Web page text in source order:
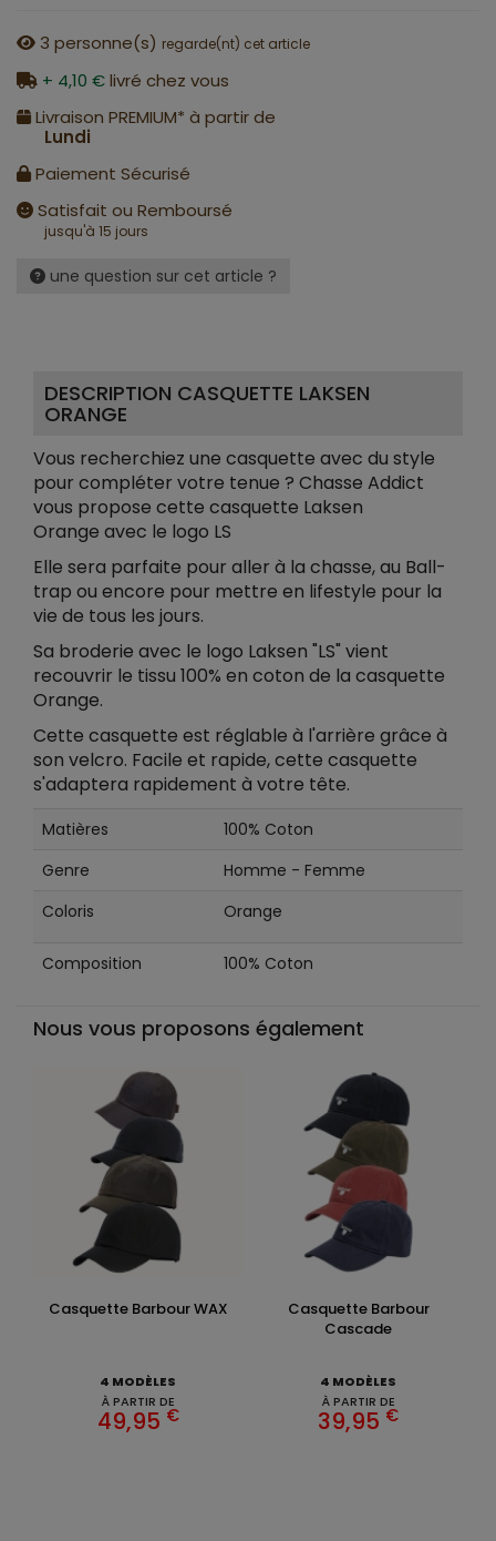
3 personne(s) regarde(nt) cet article
+ 4,10 €livré chez vous
Livraison PREMIUM* à partir de
Lundi
Paiement Sécurisé
Satisfait ou Remboursé
jusqu'à 15 jours
une question sur cet article ?
DESCRIPTION CASQUETTE LAKSEN
ORANGE
Vous recherchiez une casquette avec du style
pour compléter votre tenue ? Chasse Addict
vous propose cette casquette Laksen
Orange avec le logo LS
Elle sera parfaite pour aller à la chasse, au Ball-
trap ou encore pour mettre en lifestyle pour la
vie de tous les jours.
Sa broderie avec le logo Laksen "LS" vient
recouvrir le tissu 100% en coton de la casquette
Orange.
Cette casquette est réglable à l'arrière grâce à
son velcro. Facile et rapide, cette casquette
s'adaptera rapidement à votre tête.
Matières
100% Coton
Genre
Homme - Femme
Coloris
Orange
Composition 100% Coton
Nous vous proposons également
Casquette Barbour WAX
4 MODÈLES
À PARTIR DE
49,95 €
Casquette Barbour
Cascade
4 MODÈLES
À PARTIR DE
39,95 €